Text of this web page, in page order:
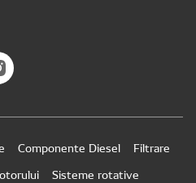
Componente Diesel
Filtrare
Sisteme rotative